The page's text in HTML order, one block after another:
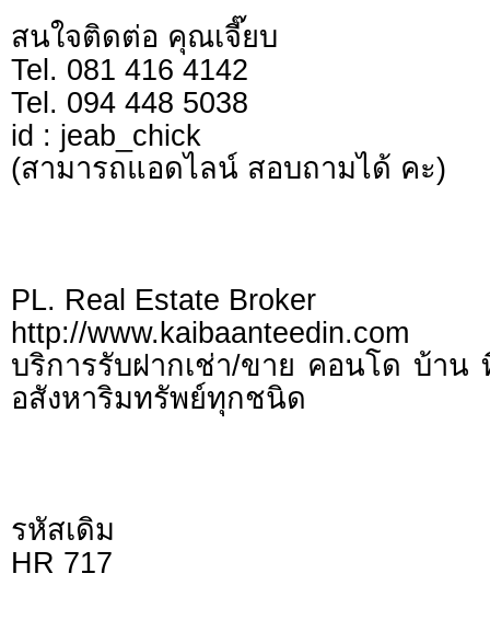
สนใจติดต่อ คุณเจี๊ยบ
Tel. 081 416 4142
Tel. 094 448 5038
id : jeab_chick
(สามารถแอดไลน์ สอบถามได้ คะ)
PL. Real Estate Broker
http://www.kaibaanteedin.com
บริการรับฝากเช่า/ขาย คอนโด บ้าน
อสังหาริมทรัพย์ทุกชนิด
รหัสเดิม
HR 717